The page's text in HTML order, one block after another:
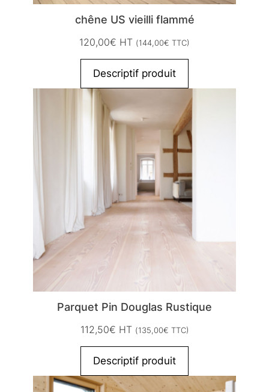
chêne US vieilli flammé
120,00€ HT (144,00€ TTC)
Descriptif produit
Parquet Pin Douglas Rustique
112,50€ HT (135,00€ TTC)
Descriptif produit